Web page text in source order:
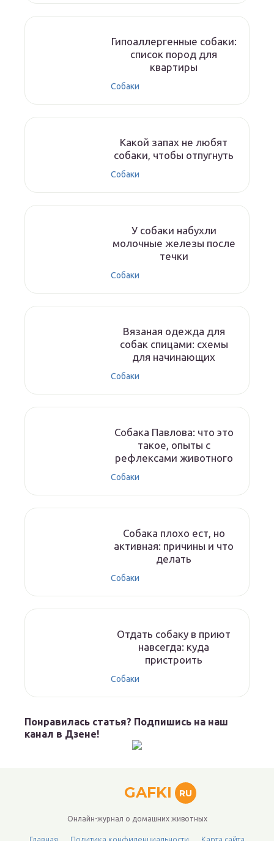
Гипоаллергенные собаки:
список пород для
квартиры
Собаки
Какой запах не любят
собаки, чтобы отпугнуть
Собаки
У собаки набухли
молочные железы после
течки
Собаки
Вязаная одежда для
собак спицами: схемы
для начинающих
Собаки
Собака Павлова: что это
такое, опыты с
рефлексами животного
Собаки
Собака плохо ест, но
активная: причины и что
делать
Собаки
Отдать собаку в приют
навсегда: куда
пристроить
Собаки
Понравилась статья? Подпишись на наш
канал в Дзене!
GAFKI RU
Онлайн-журнал о домашних животных
Главная Политика конфиденциальности Карта сайта